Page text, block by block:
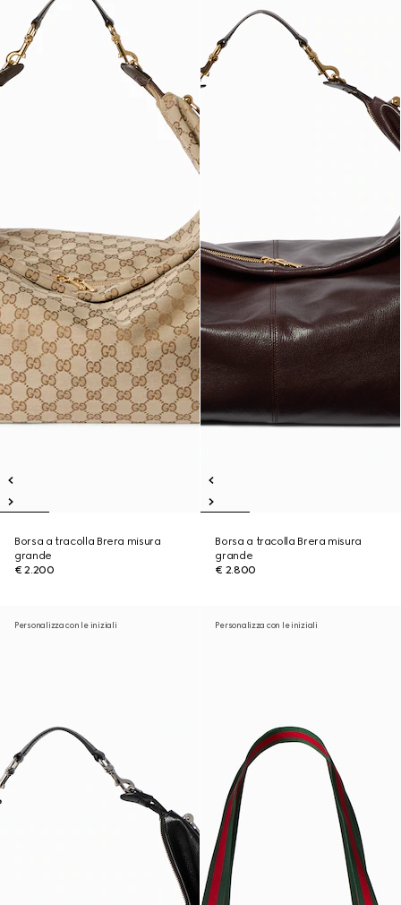
Borsa a tracolla Brera misura
grande
€ 2.200
Borsa a tracolla Brera misura
grande
€ 2.800
Personalizza con le iniziali Personalizza con le iniziali